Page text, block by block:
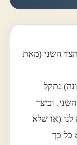
השני (מאת
נתקל
וכיצד
לנו (או שלא
כל כך